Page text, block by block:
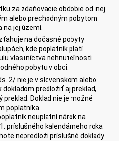
za zdaňovacie obdobie od inej
alebo prechodným pobytom
na jej území.
na dočasné pobyty
kde poplatník platí
vlastníctva nehnuteľnosti
pobytu v obci.
2/ nie je v slovenskom alebo
dokladom predložiť aj preklad,
Doklad nie je možné
poplatníka.
neuplatní nárok na
príslušného kalendárneho roka
nepredloží príslušné doklady